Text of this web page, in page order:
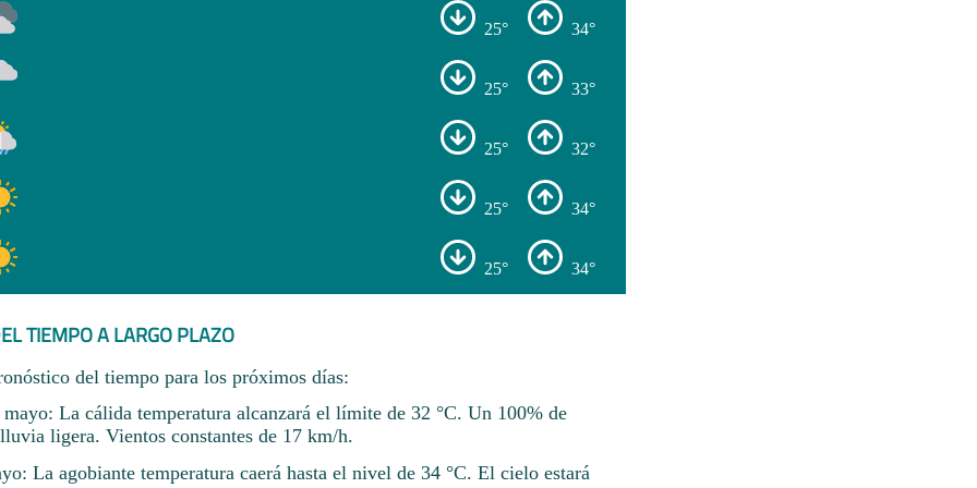
25° 34°
25° 33°
25° 32°
25° 34°
25° 34°
TIEMPO A LARGO PLAZO
del tiempo para los próximos días:
La cálida temperatura alcanzará el límite de 32 °C. Un 100% de
ligera. Vientos constantes de 17 km/h.
La agobiante temperatura caerá hasta el nivel de 34 °C. El cielo estará